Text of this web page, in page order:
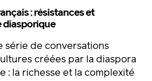
: résistances et
diasporique
série de conversations
créées par la diaspora
: la richesse et la complexité